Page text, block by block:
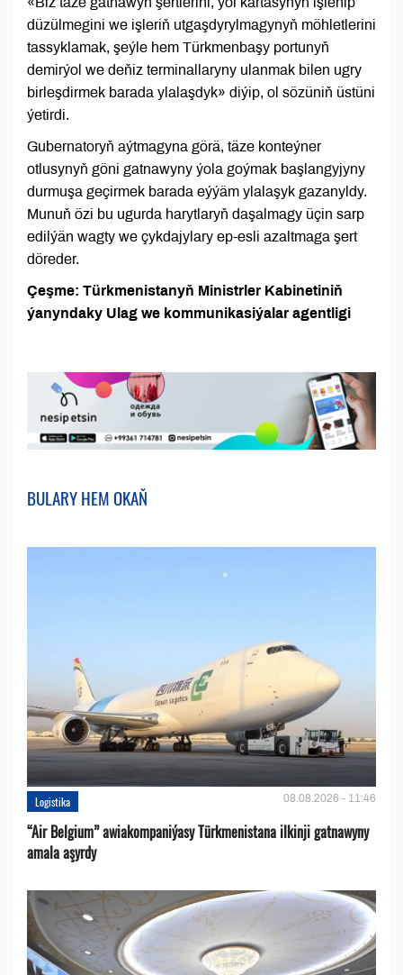
düzülmegini we işleriň utgaşdyrylmagynyň möhletlerini
tassyklamak, şeýle hem Türkmenbaşy portunyň
demirýol we deňiz terminallaryny ulanmak bilen ugry
birleşdirmek barada ylalaşdyk» diýip, ol sözüniň üstüni
ýetirdi.
Gubernatoryň aýtmagyna görä, täze konteýner
otlusynyň göni gatnawyny ýola goýmak başlangyjyny
durmuşa geçirmek barada eýýäm ylalaşyk gazanyldy.
Munuň özi bu ugurda harytlaryň daşalmagy üçin sarp
edilýän wagty we çykdajylary ep-esli azaltmaga şert
döreder.
Çeşme: Türkmenistanyň Ministrler Kabinetiniň
ýanyndaky Ulag we kommunikasiýalar agentligi
BULARY HEM OKAŇ
Logistika 08.08.2026 - 11:46
“Air Belgium” awiakompaniýasy Türkmenistana ilkinji gatnawyny
amala aşyrdy